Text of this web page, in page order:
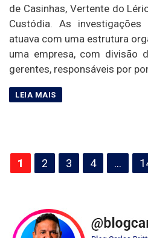
de Casinhas, Vertente do
Custódia. As
atuava com uma estrutura
uma empresa, com divisão
gerentes, responsáveis por
Paginação
de
1 2 3 4 …